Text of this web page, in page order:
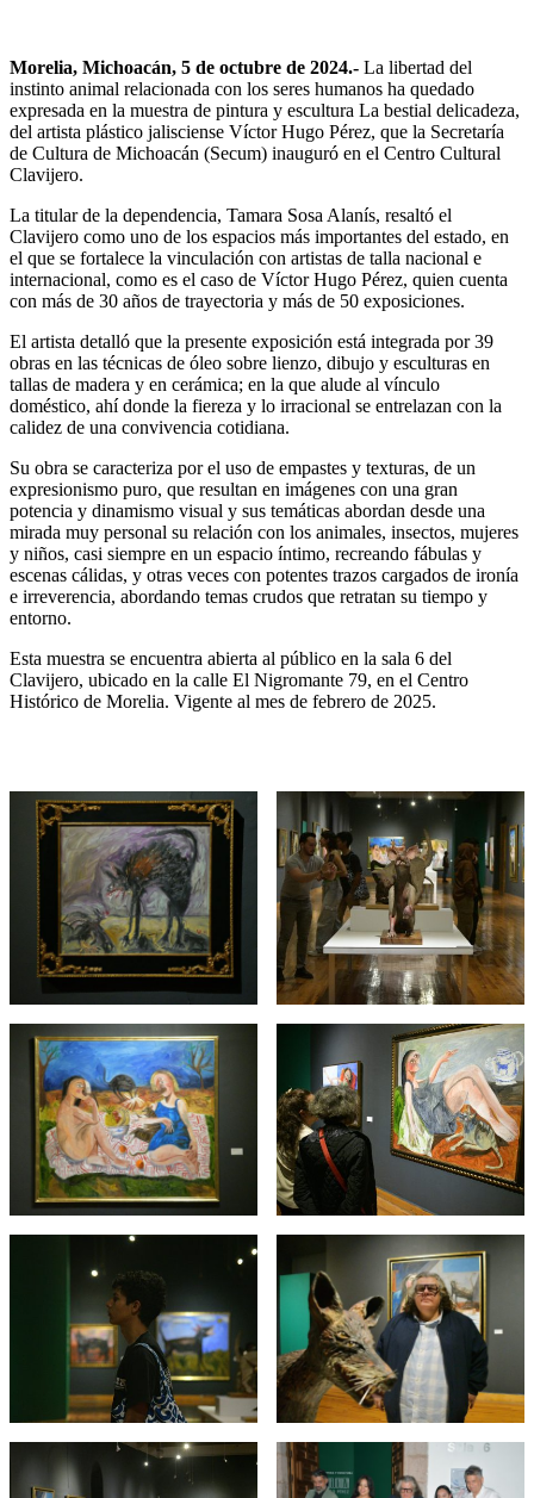
Morelia, Michoacán, 5 de octubre de 2024.- La libertad del
instinto animal relacionada con los seres humanos ha quedado
expresada en la muestra de pintura y escultura La bestial delicadeza,
del artista plástico jalisciense Víctor Hugo Pérez, que la Secretaría
de Cultura de Michoacán (Secum) inauguró en el Centro Cultural
Clavijero.
La titular de la dependencia, Tamara Sosa Alanís, resaltó el
Clavijero como uno de los espacios más importantes del estado, en
el que se fortalece la vinculación con artistas de talla nacional e
internacional, como es el caso de Víctor Hugo Pérez, quien cuenta
con más de 30 años de trayectoria y más de 50 exposiciones.
El artista detalló que la presente exposición está integrada por 39
obras en las técnicas de óleo sobre lienzo, dibujo y esculturas en
tallas de madera y en cerámica; en la que alude al vínculo
doméstico, ahí donde la fiereza y lo irracional se entrelazan con la
calidez de una convivencia cotidiana.
Su obra se caracteriza por el uso de empastes y texturas, de un
expresionismo puro, que resultan en imágenes con una gran
potencia y dinamismo visual y sus temáticas abordan desde una
mirada muy personal su relación con los animales, insectos, mujeres
y niños, casi siempre en un espacio íntimo, recreando fábulas y
escenas cálidas, y otras veces con potentes trazos cargados de ironía
e irreverencia, abordando temas crudos que retratan su tiempo y
entorno.
Esta muestra se encuentra abierta al público en la sala 6 del
Clavijero, ubicado en la calle El Nigromante 79, en el Centro
Histórico de Morelia. Vigente al mes de febrero de 2025.